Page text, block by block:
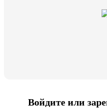
Войдите или